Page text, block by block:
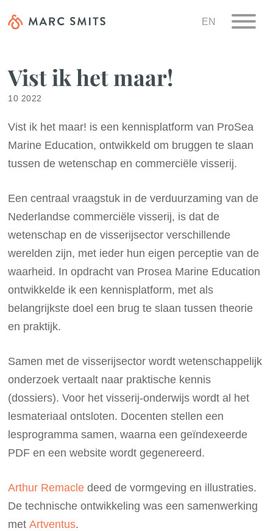
EN
Vist ik het maar!
10 2022
Vist ik het maar! is een kennisplatform van ProSea
Marine Education, ontwikkeld om bruggen te slaan
tussen de wetenschap en commerciële visserij.
Een centraal vraagstuk in de verduurzaming van de
Nederlandse commerciële visserij, is dat de
wetenschap en de visserijsector verschillende
werelden zijn, met ieder hun eigen perceptie van de
waarheid. In opdracht van Prosea Marine Education
ontwikkelde ik een kennisplatform, met als
belangrijkste doel een brug te slaan tussen theorie
en praktijk.
Samen met de visserijsector wordt wetenschappelijk
onderzoek vertaalt naar praktische kennis
(dossiers). Voor het visserij-onderwijs wordt al het
lesmateriaal ontsloten. Docenten stellen een
lesprogramma samen, waarna een geïndexeerde
PDF en een website wordt gegenereerd.
Arthur Remacle deed de vormgeving en illustraties.
De technische ontwikkeling was een samenwerking
metArtventus.